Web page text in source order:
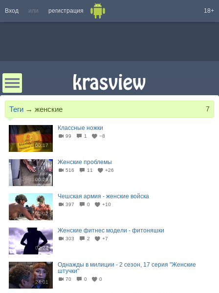
Вход или регистрация 18+
Теги → женские 7
00:17
Классные ножки
99 1 −8
00:29
Женские проблемы
516 11 +26
02:02
Чешская армия - женские войска
397 0 +10
02:24
Женские фитнес модели - фитоняшки
303 2 +7
24:01
Однажды в милиции - 2 сезон, 17 серия "Женские
штучки"
70 0 0